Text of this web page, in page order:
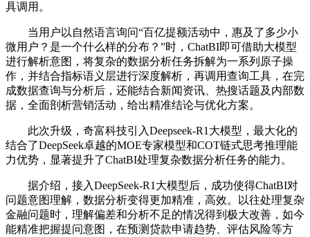
具调用。
当用户以自然语言询问“百亿提额活动中，惠及了多少小
微用户？是一个什么样的分布？”时，ChatBI即可借助大模型
进行解析意图，将复杂的数据分析任务拆解为一系列原子操
作，并结合指标语义层进行深度解析，再调用查询工具，在完
成数据查询与分析后，还能结合新闻资讯、热搜话题及内部数
据，全面剖析营销活动，给出精准结论与优化方案。
此次升级，奇富科技引入Deepseek-R1大模型，最大化的
结合了DeepSeek卓越的MOE专家模型和COT链式思考推理能
力优势，显著提升了ChatBI处理复杂数据分析任务的能力。
据介绍，接入DeepSeek-R1大模型后，成功使得ChatBI对
问题意图理解，数据分析变得更加精准，高效。以往处理复杂
金融问题时，理解偏差和分析不足的情况得到极大改善，如今
能精准把握提问意图，在预测贷款申请趋势、评估风险等方